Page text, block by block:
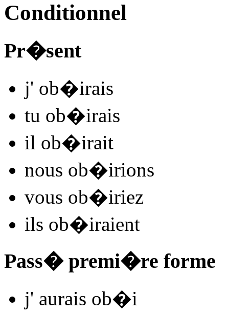
Conditionnel
Pr�sent
j' ob�irais
tu ob�irais
il ob�irait
nous ob�irions
vous ob�iriez
ils ob�iraient
Pass� premi�re forme
j' aurais ob�i